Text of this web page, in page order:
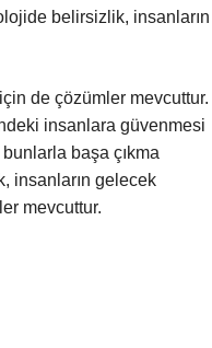
belirsizlik, insanların
de çözümler mevcuttur.
insanlara güvenmesi
başa çıkma
insanların gelecek
mevcuttur.